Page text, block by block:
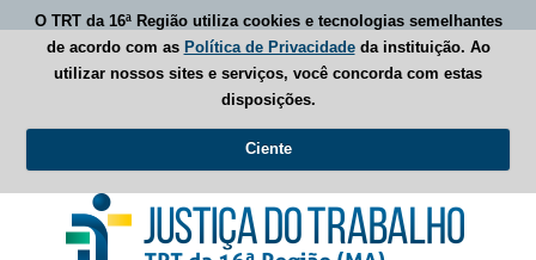
O TRT da 16ª Região utiliza cookies e tecnologias semelhantes
de acordo com as Política de Privacidadeda instituição. Ao
utilizar nossos sites e serviços, você concorda com estas
disposições.
Ciente